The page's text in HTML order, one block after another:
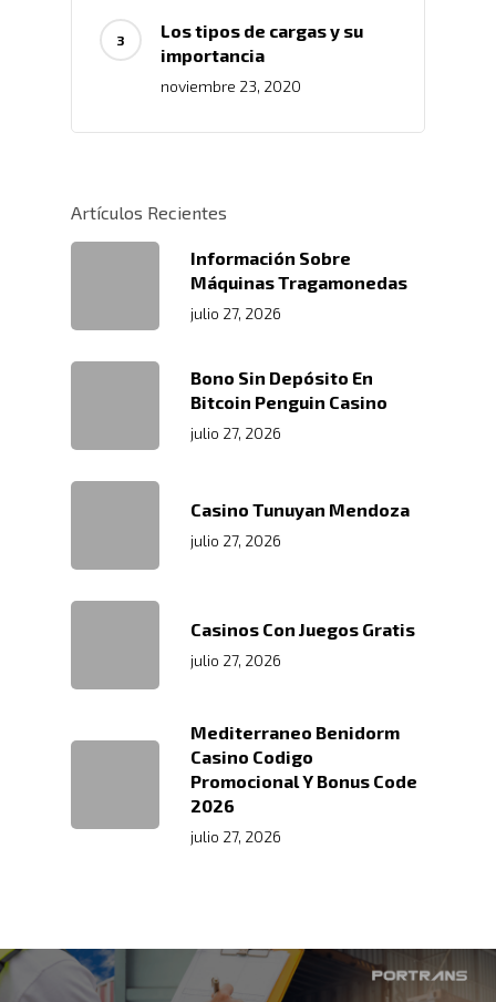
Los tipos de cargas y su
importancia
noviembre 23, 2020
Artículos Recientes
Información Sobre
Máquinas Tragamonedas
julio 27, 2026
Bono Sin Depósito En
Bitcoin Penguin Casino
julio 27, 2026
Casino Tunuyan Mendoza
julio 27, 2026
Casinos Con Juegos Gratis
julio 27, 2026
Mediterraneo Benidorm
Casino Codigo
Promocional Y Bonus Code
2026
julio 27, 2026
Nuestros Clientes
Servicios
Acondicionamiento De
Productos
Distribución
Servicio En
LMS
Acceso A Proveedores
Facturación
Trabaja Con
Blog